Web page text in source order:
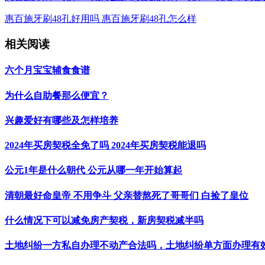
惠百施牙刷48孔好用吗 惠百施牙刷48孔怎么样
相关阅读
六个月宝宝辅食食谱
为什么自助餐那么便宜？
兴趣爱好有哪些及怎样培养
2024年买房契税全免了吗 2024年买房契税能退吗
公元1年是什么朝代 公元从哪一年开始算起
清朝最好命皇帝 不用争斗 父亲替熬死了哥哥们 白捡了皇位
什么情况下可以减免房产契税，新房契税减半吗
土地纠纷一方私自办理不动产合法吗，土地纠纷单方面办理有